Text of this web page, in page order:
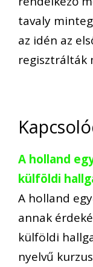
tavaly
az idén az
regisztrálták
A holland
külföldi
A holland
annak
külföldi
nyelvű